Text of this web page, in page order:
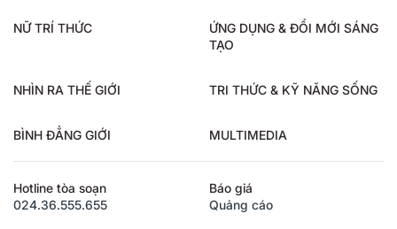
NỮ TRÍ THỨC
ỨNG DỤNG & ĐỔI MỚI SÁNG
TẠO
NHÌN RA THẾ GIỚI TRI THỨC & KỸ NĂNG SỐNG
BÌNH ĐẲNG GIỚI MULTIMEDIA
Hotline tòa soạn
024.36.555.655
Báo giá
Quảng cáo